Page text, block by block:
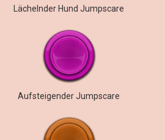
Lächelnder Hund Jumpscare
Aufsteigender Jumpscare